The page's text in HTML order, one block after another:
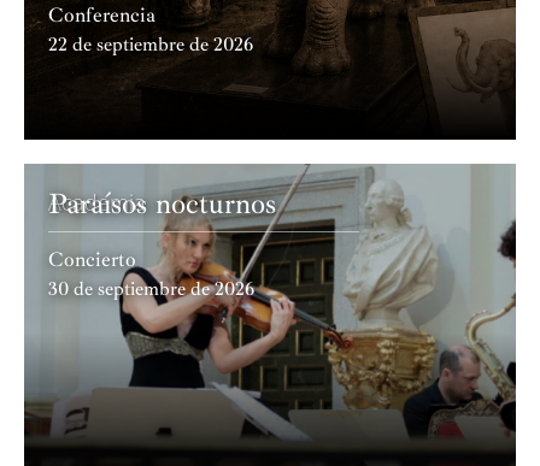
Conferencia
22 de septiembre de 2026
Academia
Paraísos nocturnos
Concierto
30 de septiembre de 2026